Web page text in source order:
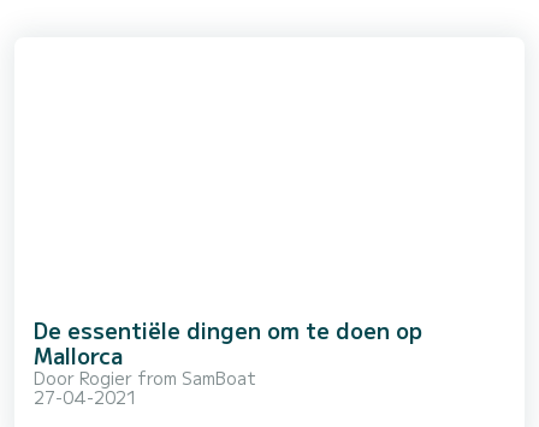
De essentiële dingen om te doen op
Mallorca
Door Rogier from SamBoat
27-04-2021